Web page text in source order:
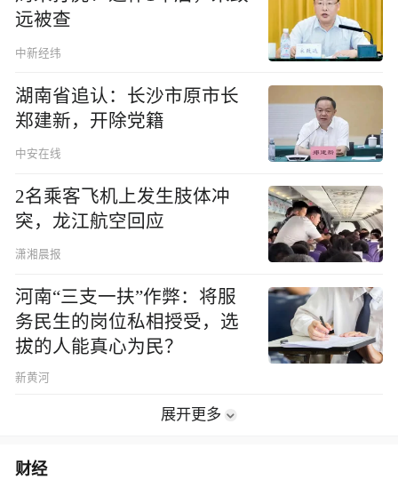
远被查
中新经纬
湖南省追认：长沙市原市长
郑建新，开除党籍
中安在线
2名乘客飞机上发生肢体冲
突，龙江航空回应
潇湘晨报
河南“三支一扶”作弊：将服
务民生的岗位私相授受，选
拔的人能真心为民？
新黄河
展开更多
财经